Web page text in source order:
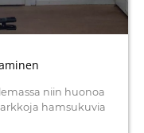
niin huonoa
hamsukuvia